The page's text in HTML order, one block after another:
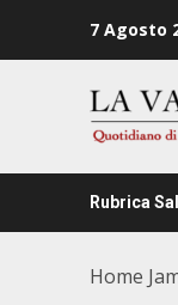
7 Agosto
Rubrica
Home